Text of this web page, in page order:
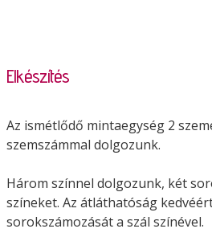
Elkészítés
Az ismétlődő mintaegység 2
szemszámmal dolgozunk.
Három színnel dolgozunk, két
színeket. Az átláthatóság
sorokszámozását a szál színével.